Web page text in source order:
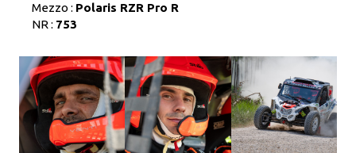
Mezzo : Polaris RZR Pro R
NR : 753